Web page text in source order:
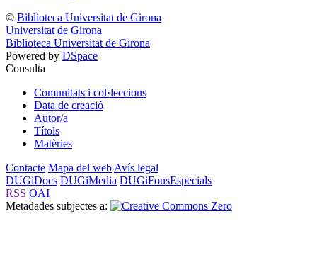
© Biblioteca Universitat de Girona
Universitat de Girona
Biblioteca Universitat de Girona
Powered by DSpace
Consulta
Comunitats i col·leccions
Data de creació
Autor/a
Títols
Matèries
Contacte Mapa del web Avís legal
DUGiDocs DUGiMedia DUGiFonsEspecials
RSS OAI
Metadades subjectes a: